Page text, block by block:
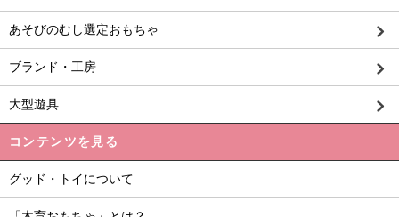
あそびのむし選定おもちゃ
ブランド・工房
大型遊具
コンテンツを見る
グッド・トイについて